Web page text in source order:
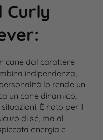
Curly
:
cane dal carattere
indipendenza,
lo rende un
un cane dinamico,
È noto per il
di sé, ma al
energia e